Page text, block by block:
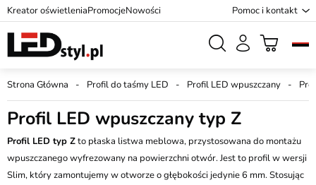
Kreator oświetleniaPromocjeNowości Pomoc i kontakt
Strona Główna Profil do taśmy LED Profil LED wpuszczany
Profil LED wpuszczany typ Z
Profil LED typ Zto płaska listwa meblowa, przystosowana do montażu
wpuszczanego wyfrezowany na powierzchni otwór. Jest to profil w wersji
Slim, który zamontujemy w otworze o głębokości jedynie 6 mm. Stosując